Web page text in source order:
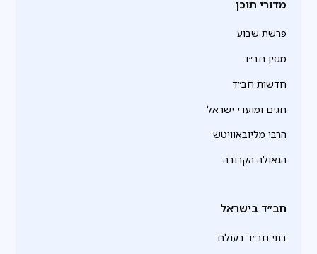
מדורי תוכן
פרשת שבוע
מגזין חב״ד
חדשות חב״ד
חגים ומועדי ישראל
הרבי מליובאוויטש
הגאולה הקרובה
חב״ד בישראל
בתי חב״ד בעולם